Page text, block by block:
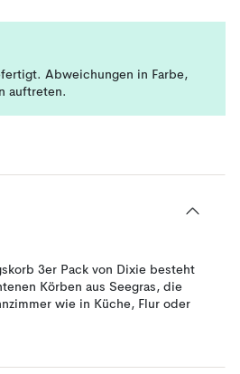
Abweichungen in Farbe,
auftreten.
3er Pack von Dixie besteht
Körben aus Seegras, die
wie in Küche, Flur oder